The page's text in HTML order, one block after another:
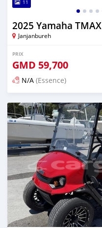
11
2025 Yamaha TMAX
Janjanbureh
PRIX
GMD 59,700
N/A (Essence)
Publié il y a environ un mois